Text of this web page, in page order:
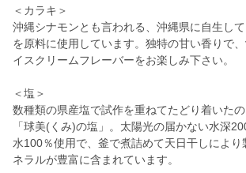
＜カラキ＞
沖縄シナモンとも言われる、沖縄県に自生し
を原料に使用しています。独特の甘い香りで
イスクリームフレーバーをお楽しみ下さい。
＜塩＞
数種類の県産塩で試作を重ねてたどり着いた
「球美(くみ)の塩」。太陽光の届かない水深
水100％使用で、釜で煮詰めて天日干しにより
ネラルが豊富に含まれています。